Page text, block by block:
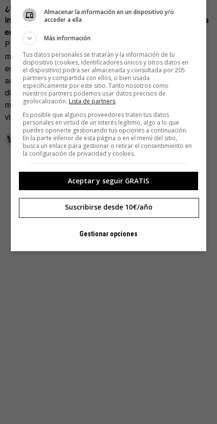
¿Será que la gente pide a gritos información
independiente, contrastada y veráz alejada de intereses
empresariales? Las ventas no mienten.
Puede que la tecnología facilite la vida pero Le Canard
muestra que un grupo de personas que se adhieren a la
esencia del periodismo pueden seguir siendo relevantes
aunque la mitad de su plantilla siga escriba a mano y su
diseño sea del siglo pasado. Lo consigue respetando las
máximas de su profesión que no es más que mantener
vigilados a los poderosos.
Almacenar la información en un dispositivo y/o
acceder a ella
Más información
Tus datos personales se tratarán y la información de tu
dispositivo (cookies, identificadores únicos y otros datos en
el dispositivo) podrá ser almacenada y consultada por 205
partners y compartida con ellos, o bien usada
específicamente por este sitio. Tanto nosotros como
nuestros partners podemos usar datos precisos de
geolocalización. Lista de partners.
Es posible que algunos proveedores traten tus datos
personales en virtud de un interés legítimo, algo a lo que
puedes oponerte gestionando tus opciones a continuación.
En la parte inferior de esta página o en el menú del sitio,
busca un enlace para gestionar o retirar el consentimiento en
la configuración de privacidad y cookies.
Aceptar y seguir GRATIS
Suscribirse desde 10€/año
Gestionar opciones